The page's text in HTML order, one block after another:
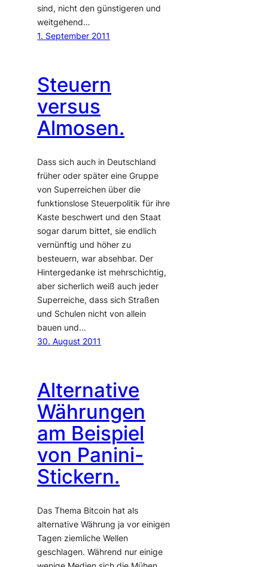
sind, nicht den günstigeren und
weitgehend…
1. September 2011
Steuern
versus
Almosen.
Dass sich auch in Deutschland
früher oder später eine Gruppe
von Superreichen über die
funktionslose Steuerpolitik für ihre
Kaste beschwert und den Staat
sogar darum bittet, sie endlich
vernünftig und höher zu
besteuern, war absehbar. Der
Hintergedanke ist mehrschichtig,
aber sicherlich weiß auch jeder
Superreiche, dass sich Straßen
und Schulen nicht von allein
bauen und…
30. August 2011
Alternative
Währungen
am Beispiel
von Panini-
Stickern.
Das Thema Bitcoin hat als
alternative Währung ja vor einigen
Tagen ziemliche Wellen
geschlagen. Während nur einige